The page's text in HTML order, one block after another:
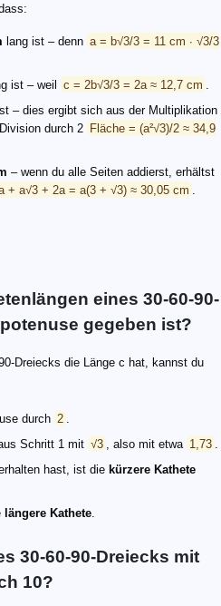
lang ist – denn a = b√3/3 = 11 cm ∙ √3/3
ist – weil c = 2b√3/3 = 2a ≈ 12,7 cm
– dies ergibt sich aus der Multiplikation
durch 2 Fläche = (a²√3)/2 ≈ 34,9
– wenn du alle Seiten addierst, erhältst
+ a√3 + 2a = a(3 + √3) ≈ 30,05 cm
eines 30-60-90-
gegeben ist?
Dreiecks die Länge c hat, kannst du
durch 2
Schritt 1 mit √3 , also mit etwa 1,73
hast, ist die kürzere Kathete
längere Kathete
30-60-90-Dreiecks mit
10?